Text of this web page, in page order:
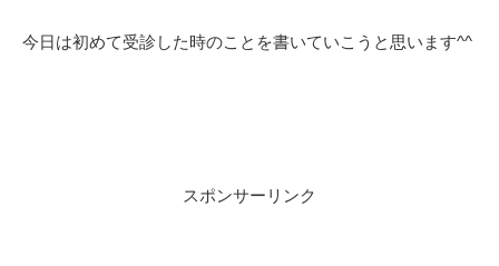
今日は初めて受診した時のことを書いていこうと思います^^
スポンサーリンク